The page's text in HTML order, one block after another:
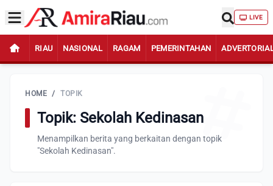
LIVE
RIAU NASIONAL RAGAM PEMERINTAHAN
HOME / TOPIK
Topik: Sekolah Kedinasan
Menampilkan berita yang berkaitan dengan topik
"Sekolah Kedinasan".